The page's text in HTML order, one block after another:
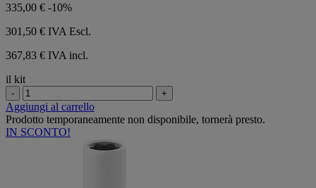
335,00 € -10%
301,50 € IVA Escl.
367,83 € IVA incl.
il kit
- +
Aggiungi al carrello
Prodotto temporaneamente non disponibile, tornerà presto.
IN SCONTO!